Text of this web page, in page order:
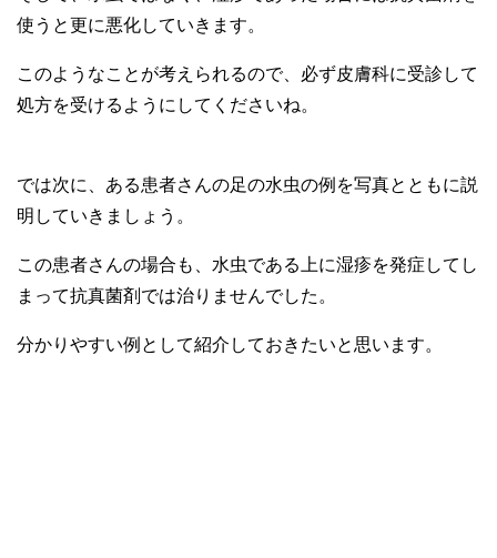
使うと更に悪化していきます。
このようなことが考えられるので、必ず皮膚科に受診して
処方を受けるようにしてくださいね。
では次に、ある患者さんの足の水虫の例を写真とともに説
明していきましょう。
この患者さんの場合も、水虫である上に湿疹を発症してし
まって抗真菌剤では治りませんでした。
分かりやすい例として紹介しておきたいと思います。